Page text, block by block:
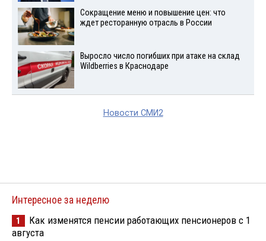
Сокращение меню и повышение цен: что
ждет ресторанную отрасль в России
Выросло число погибших при атаке на склад
Wildberries в Краснодаре
Новости СМИ2
Интересное за неделю
1
Как изменятся пенсии работающих пенсионеров с 1
августа